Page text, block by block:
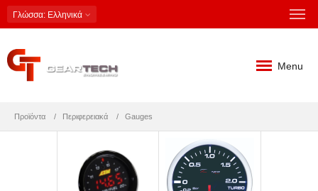
Γλώσσα: Ελληνικά
Menu
Προϊόντα Περιφερειακά Gauges